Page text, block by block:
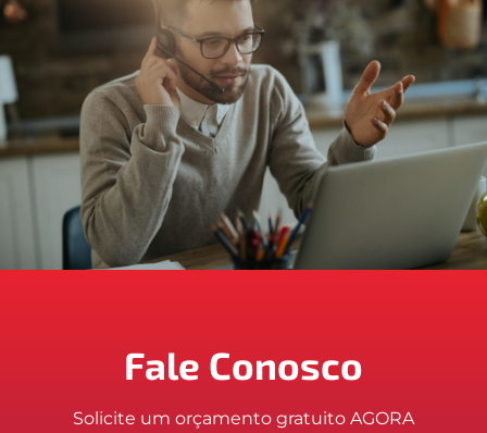
Fale Conosco
Solicite um orçamento gratuito AGORA